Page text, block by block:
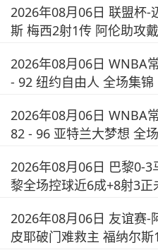
2026年08月06日 联盟杯-
斯 梅西2射1传 阿伦助攻
2026年08月06日 WNBA
- 92 纽约自由人 全场集锦
2026年08月06日 WNBA
82 - 96 亚特兰大梦想 全
2026年08月06日 巴黎0-3
黎全场控球近6成+8射3正
2026年08月06日 友谊赛-
皮耶破门难救主 福纳尔斯